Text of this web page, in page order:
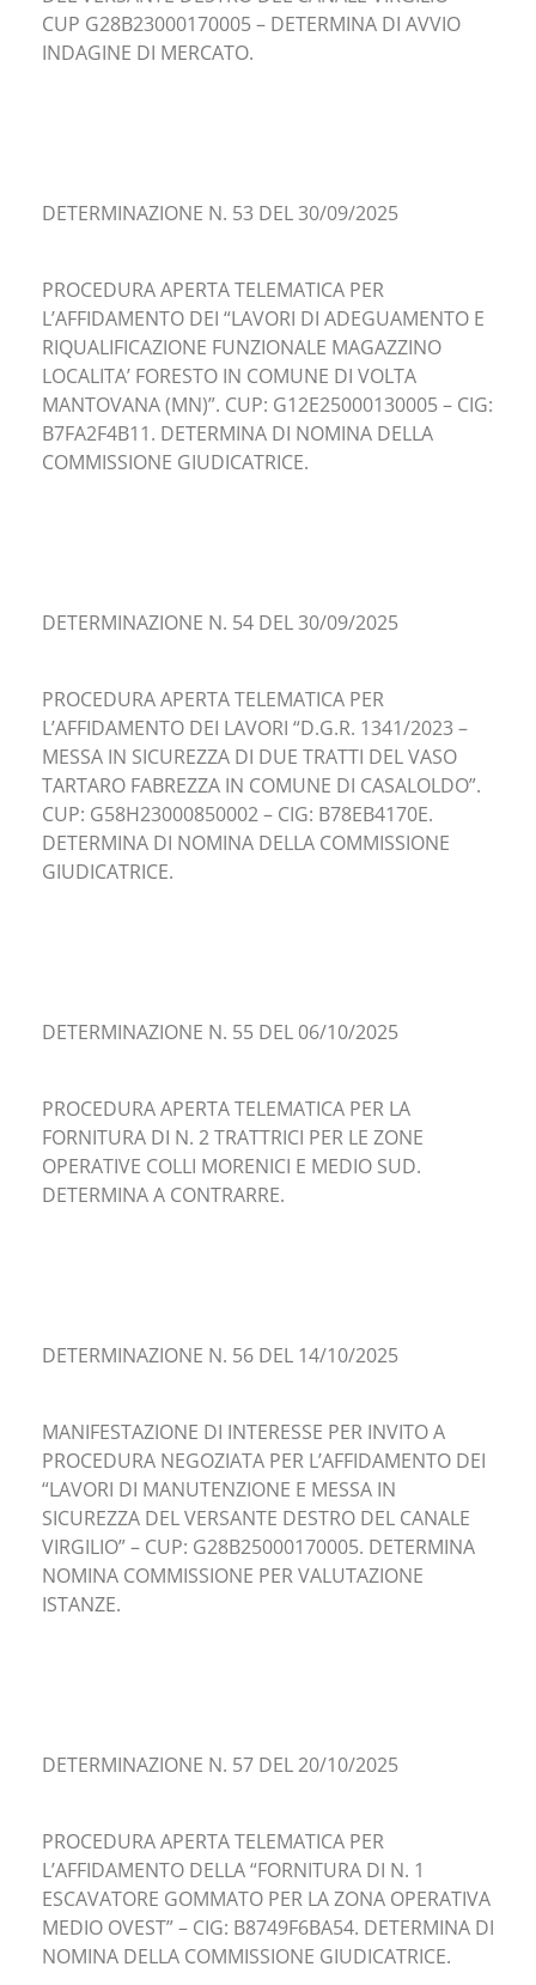
CUP G28B23000170005 – DETERMINA DI AVVIO
INDAGINE DI MERCATO.
DETERMINAZIONE N. 53 DEL 30/09/2025
PROCEDURA APERTA TELEMATICA PER
L’AFFIDAMENTO DEI “LAVORI DI ADEGUAMENTO E
RIQUALIFICAZIONE FUNZIONALE MAGAZZINO
LOCALITA’ FORESTO IN COMUNE DI VOLTA
MANTOVANA (MN)”. CUP: G12E25000130005 – CIG:
B7FA2F4B11. DETERMINA DI NOMINA DELLA
COMMISSIONE GIUDICATRICE.
DETERMINAZIONE N. 54 DEL 30/09/2025
PROCEDURA APERTA TELEMATICA PER
L’AFFIDAMENTO DEI LAVORI “D.G.R. 1341/2023 –
MESSA IN SICUREZZA DI DUE TRATTI DEL VASO
TARTARO FABREZZA IN COMUNE DI CASALOLDO”.
CUP: G58H23000850002 – CIG: B78EB4170E.
DETERMINA DI NOMINA DELLA COMMISSIONE
GIUDICATRICE.
DETERMINAZIONE N. 55 DEL 06/10/2025
PROCEDURA APERTA TELEMATICA PER LA
FORNITURA DI N. 2 TRATTRICI PER LE ZONE
OPERATIVE COLLI MORENICI E MEDIO SUD.
DETERMINA A CONTRARRE.
DETERMINAZIONE N. 56 DEL 14/10/2025
MANIFESTAZIONE DI INTERESSE PER INVITO A
PROCEDURA NEGOZIATA PER L’AFFIDAMENTO DEI
“LAVORI DI MANUTENZIONE E MESSA IN
SICUREZZA DEL VERSANTE DESTRO DEL CANALE
VIRGILIO” – CUP: G28B25000170005. DETERMINA
NOMINA COMMISSIONE PER VALUTAZIONE
ISTANZE.
DETERMINAZIONE N. 57 DEL 20/10/2025
PROCEDURA APERTA TELEMATICA PER
L’AFFIDAMENTO DELLA “FORNITURA DI N. 1
ESCAVATORE GOMMATO PER LA ZONA OPERATIVA
MEDIO OVEST” – CIG: B8749F6BA54. DETERMINA DI
NOMINA DELLA COMMISSIONE GIUDICATRICE.